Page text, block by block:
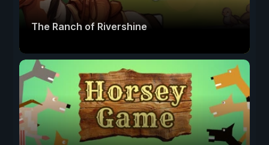
The Ranch of Rivershine